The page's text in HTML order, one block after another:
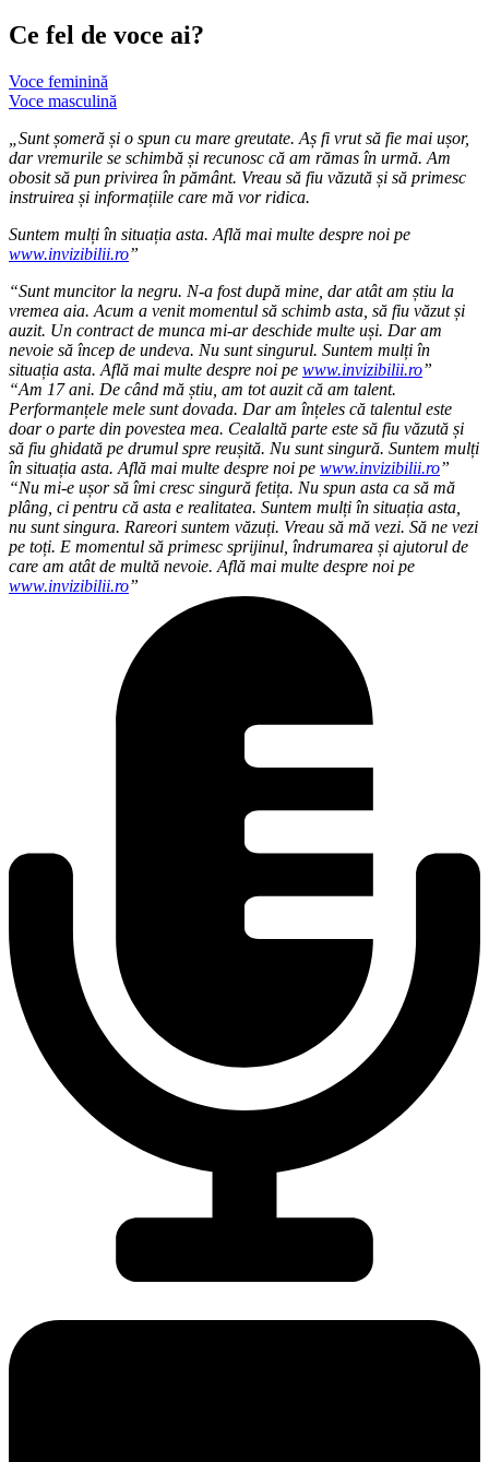
Ce fel de voce ai?
Voce feminină
Voce masculină
„Sunt șomeră și o spun cu mare greutate. Aș fi vrut să fie mai ușor,
dar vremurile se schimbă și recunosc că am rămas în urmă. Am
obosit să pun privirea în pământ. Vreau să fiu văzută și să primesc
instruirea și informațiile care mă vor ridica.
Suntem mulți în situația asta. Află mai multe despre noi pe
www.invizibilii.ro”
“Sunt muncitor la negru. N-a fost după mine, dar atât am știu la
vremea aia. Acum a venit momentul să schimb asta, să fiu văzut și
auzit. Un contract de munca mi-ar deschide multe uși. Dar am
nevoie să încep de undeva. Nu sunt singurul. Suntem mulți în
situația asta. Află mai multe despre noi pe www.invizibilii.ro”
“Am 17 ani. De când mă știu, am tot auzit că am talent.
Performanțele mele sunt dovada. Dar am înțeles că talentul este
doar o parte din povestea mea. Cealaltă parte este să fiu văzută și
să fiu ghidată pe drumul spre reușită. Nu sunt singură. Suntem mulți
în situația asta. Află mai multe despre noi pe www.invizibilii.ro”
“Nu mi-e ușor să îmi cresc singură fetița. Nu spun asta ca să mă
plâng, ci pentru că asta e realitatea. Suntem mulți în situația asta,
nu sunt singura. Rareori suntem văzuți. Vreau să mă vezi. Să ne vezi
pe toți. E momentul să primesc sprijinul, îndrumarea și ajutorul de
care am atât de multă nevoie. Află mai multe despre noi pe
www.invizibilii.ro”